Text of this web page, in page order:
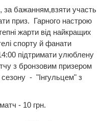
за бажанням,взяти участь
приз. Гарного настрою
жарти від найкращих
спорту й фанати
підтримати улюблену
з бронзовим призером
сезону - "Інгульцем" з
- 10 грн.